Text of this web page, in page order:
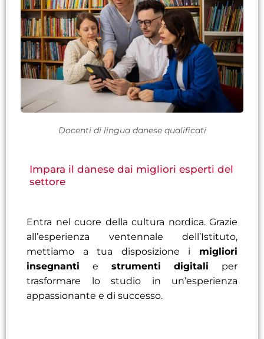
Docenti di lingua danese qualificati
Impara il danese dai migliori esperti del
settore
Entra nel cuore della cultura nordica. Grazie
all’esperienza ventennale dell’Istituto,
mettiamo a tua disposizione i migliori
insegnanti e strumenti digitali per
trasformare lo studio in un’esperienza
appassionante e di successo.